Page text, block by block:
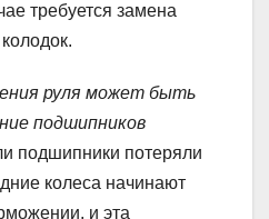
требуется замена
руля может быть
подшипников
подшипники потеряли
колеса начинают
и эта